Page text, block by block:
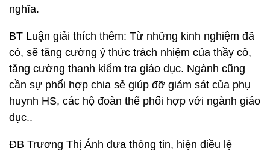
nghĩa.
BT Luận giải thích thêm: Từ những kinh nghiệm đã
có, sẽ tăng cường ý thức trách nhiệm của thầy cô,
tăng cường thanh kiểm tra giáo dục. Ngành cũng
cần sự phối hợp chia sẻ giúp đỡ giám sát của phụ
huynh HS, các hộ đoàn thể phối hợp với ngành giáo
dục..
ĐB Trương Thị Ánh đưa thông tin, hiện điều lệ